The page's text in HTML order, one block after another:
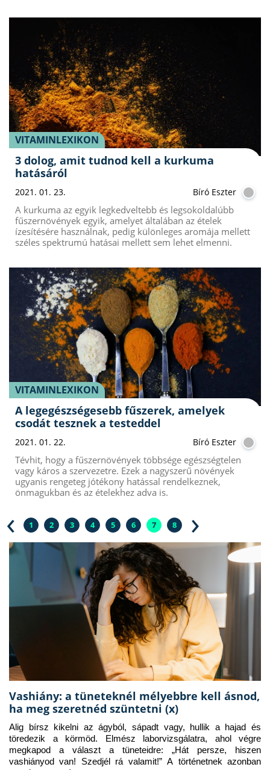
VITAMINLEXIKON
3 dolog, amit tudnod kell a kurkuma
hatásáról
2021. 01. 23. Bíró Eszter
A kurkuma az egyik legkedveltebb és legsokoldalúbb
fűszernövények egyik, amelyet általában az ételek
ízesítésére használnak, pedig különleges aromája mellett
széles spektrumú hatásai mellett sem lehet elmenni.
VITAMINLEXIKON
A legegészségesebb fűszerek, amelyek
csodát tesznek a testeddel
2021. 01. 22. Bíró Eszter
Tévhit, hogy a fűszernövények többsége egészségtelen
vagy káros a szervezetre. Ezek a nagyszerű növények
ugyanis rengeteg jótékony hatással rendelkeznek,
önmagukban és az ételekhez adva is.
‹ 1 2 3 4 5 6 7 8 ›
Vashiány: a tüneteknél mélyebbre kell ásnod,
ha meg szeretnéd szüntetni (x)
Alig bírsz kikelni az ágyból, sápadt vagy, hullik a hajad és
töredezik a körmöd. Elmész laborvizsgálatra, ahol végre
megkapod a választ a tüneteidre: „Hát persze, hiszen
vashiányod van! Szedjél rá valamit!” A történetnek azonban